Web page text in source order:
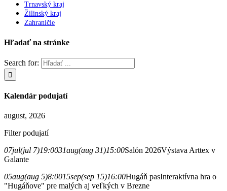
Trnavský kraj
Žilinský kraj
Zahraničie
Hľadať na stránke
Search for:
Kalendár podujatí
august, 2026
Filter podujatí
07jul(jul 7)19:0031aug(aug 31)15:00Salón 2026Výstava Arttex v
Galante
05aug(aug 5)8:0015sep(sep 15)16:00Hugáň pasInteraktívna hra o
"Hugáňove" pre malých aj veľkých v Brezne